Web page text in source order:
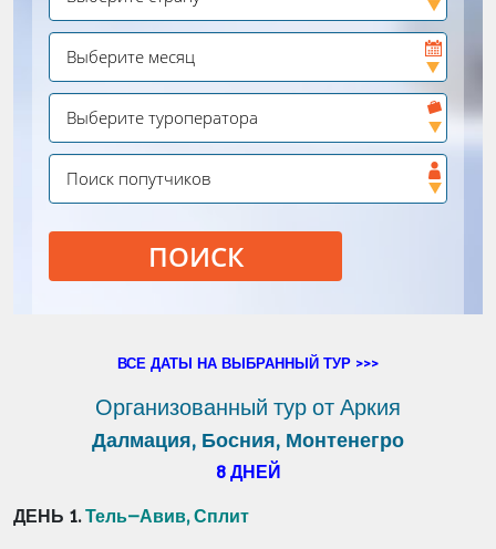
ПОИСК
ВСЕ ДАТЫ НА ВЫБРАННЫЙ ТУР >>>
Организованный тур от Аркия
Далмация, Босния, Монтенегро
8 ДНЕЙ
ДЕНЬ 1.Тель–Авив, Сплит